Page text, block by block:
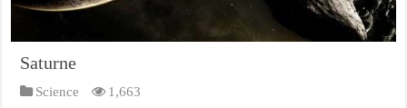
Saturne
Science 1,663